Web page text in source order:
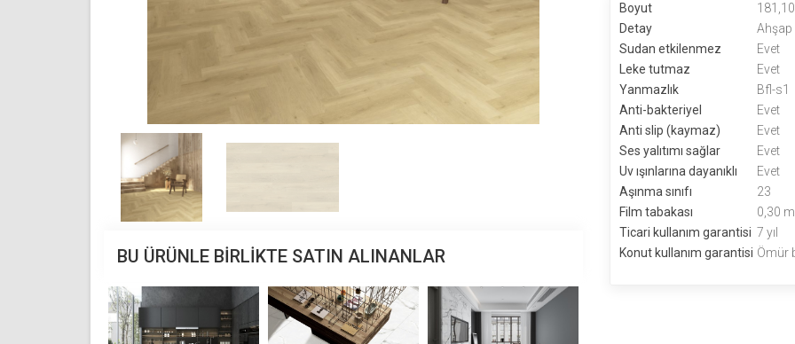
BU ÜRÜNLE BIRLIKTE SATIN ALINANLAR
Boyut
Detay
Ahşap
Sudan etkilenmez
Evet
Leke tutmaz
Evet
Yanmazlık
Bfl-s1
Anti-bakteriyel
Evet
Anti slip (kaymaz)
Evet
Ses yalıtımı sağlar
Evet
Uv ışınlarına dayanıklı
Evet
Aşınma sınıfı
23
Film tabakası
0,30
Ticari kullanım garantisi 7 yıl
Konut kullanım garantisi Ömür